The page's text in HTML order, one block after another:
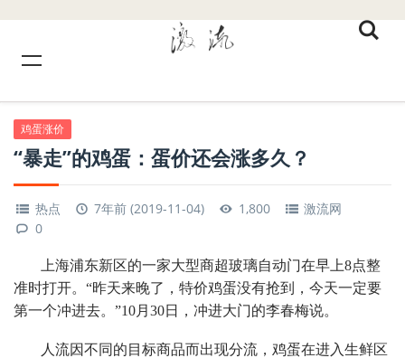
鸡蛋涨价
“暴走”的鸡蛋：蛋价还会涨多久？
热点 7年前 (2019-11-04) 1,800
激流网
0
上海浦东新区的一家大型商超玻璃自动门在早上8点整
准时打开。“昨天来晚了，特价鸡蛋没有抢到，今天一定要
第一个冲进去。”10月30日，冲进大门的李春梅说。
人流因不同的目标商品而出现分流，鸡蛋在进入生鲜区